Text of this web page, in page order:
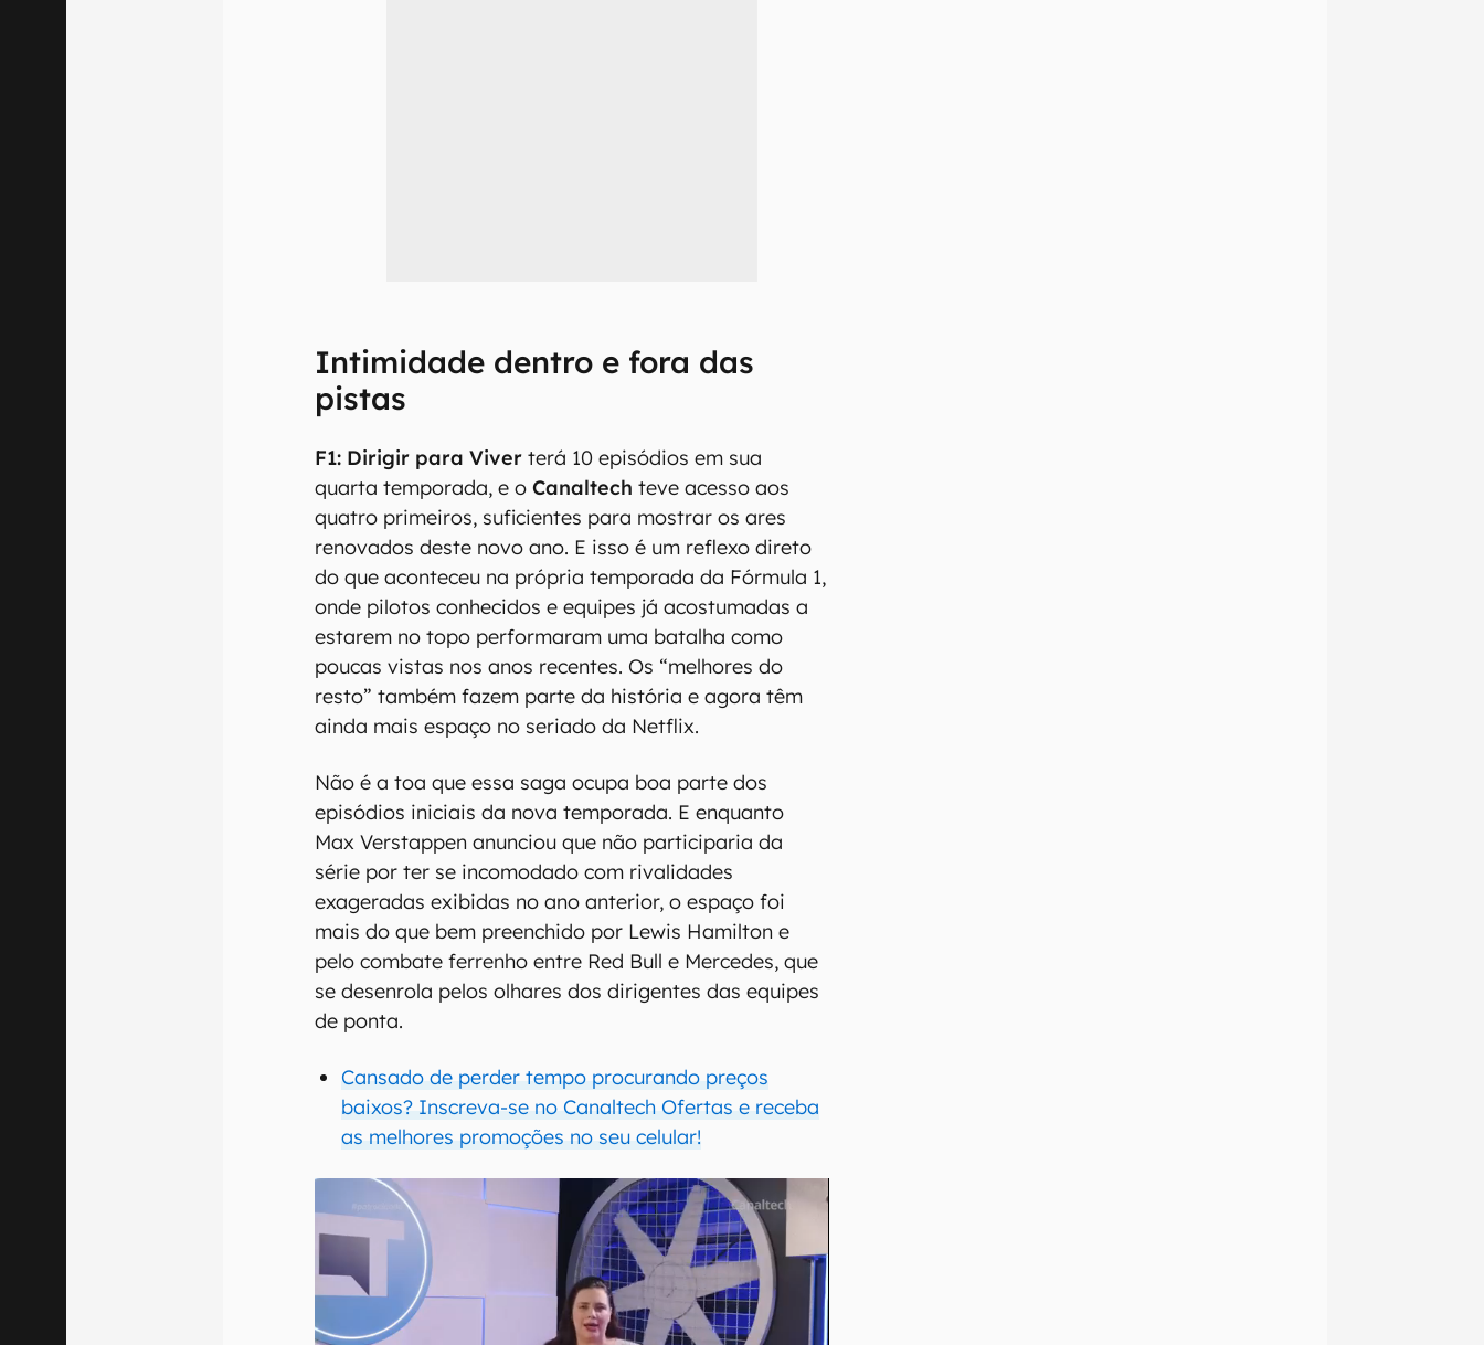
Intimidade dentro e fora das
pistas
F1: Dirigir para Viver terá 10 episódios em sua
quarta temporada, e oCanaltechteve acesso aos
quatro primeiros, suficientes para mostrar os ares
renovados deste novo ano. E isso é um reflexo direto
do que aconteceu na própria temporada da Fórmula 1,
onde pilotos conhecidos e equipes já acostumadas a
estarem no topo performaram uma batalha como
poucas vistas nos anos recentes. Os “melhores do
resto” também fazem parte da história e agora têm
ainda mais espaço no seriado da Netflix.
Não é a toa que essa saga ocupa boa parte dos
episódios iniciais da nova temporada. E enquanto
Max Verstappen anunciou que não participaria da
série por ter se incomodado com rivalidades
exageradas exibidas no ano anterior, o espaço foi
mais do que bem preenchido por Lewis Hamilton e
pelo combate ferrenho entre Red Bull e Mercedes, que
se desenrola pelos olhares dos dirigentes das equipes
de ponta.
Cansado de perder tempo procurando preços
baixos? Inscreva-se no Canaltech Ofertas e receba
as melhores promoções no seu celular!